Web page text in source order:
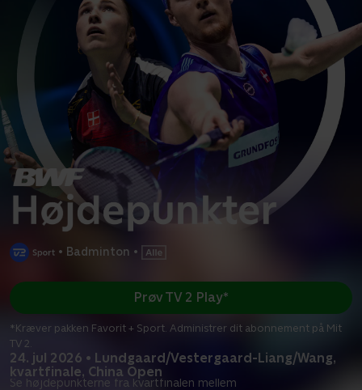
• Badminton •
24. jul 2026 • Lundgaard/Vestergaard-Liang/Wang,
kvartfinale, China Open
Se højdepunkterne fra kvartfinalen mellem
Prøv TV 2 Play*
*Kræver pakken Favorit + Sport. Administrer dit abonnement på Mit
TV 2.